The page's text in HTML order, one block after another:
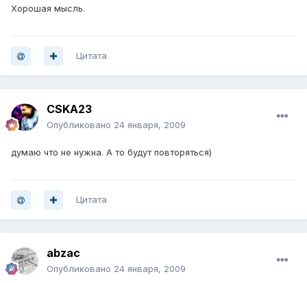
Хорошая мысль.
Цитата
CSKA23
Опубликовано 24 января, 2009
думаю что не нужна. А то будут повторяться)
Цитата
abzac
Опубликовано 24 января, 2009